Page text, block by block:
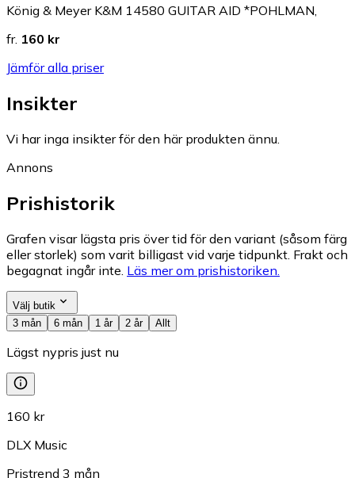
König & Meyer K&M 14580 GUITAR AID *POHLMAN,
fr. 160 kr
Jämför alla priser
Insikter
Vi har inga insikter för den här produkten ännu.
Annons
Prishistorik
Grafen visar lägsta pris över tid för den variant (såsom färg
eller storlek) som varit billigast vid varje tidpunkt. Frakt och
begagnat ingår inte. Läs mer om prishistoriken.
Välj butik
3 mån
6 mån 1 år 2 år Allt
Lägst nypris just nu
160 kr
DLX Music
Pristrend 3 mån